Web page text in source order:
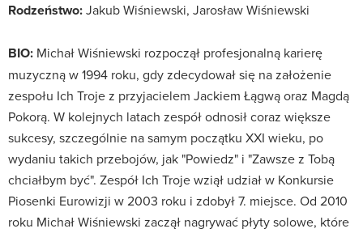
Rodzeństwo:Jakub Wiśniewski, Jarosław Wiśniewski
BIO: Michał Wiśniewski rozpoczął profesjonalną karierę
muzyczną w 1994 roku, gdy zdecydował się na założenie
zespołu Ich Troje z przyjacielem Jackiem Łągwą oraz Magdą
Pokorą. W kolejnych latach zespół odnosił coraz większe
sukcesy, szczególnie na samym początku XXI wieku, po
wydaniu takich przebojów, jak "Powiedz" i "Zawsze z Tobą
chciałbym być". Zespół Ich Troje wziął udział w Konkursie
Piosenki Eurowizji w 2003 roku i zdobył 7. miejsce. Od 2010
roku Michał Wiśniewski zaczął nagrywać płyty solowe, które